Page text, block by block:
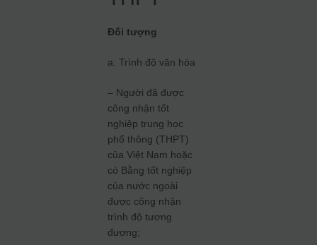
Đối tượng
a. Trình độ văn hóa
– Người đã được
công nhận tốt
nghiệp trung học
phổ thông (THPT)
của Việt Nam hoặc
có Bằng tốt nghiệp
của nước ngoài
được công nhận
trình độ tương
đương;